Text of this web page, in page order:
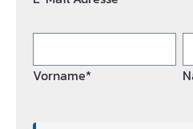
Vorname*